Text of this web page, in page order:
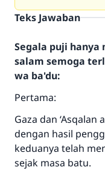
Teks Jawaban
Segala puji
salam semoga
wa ba'du:
Pertama:
Gaza dan ‘Asqalan
dengan hasil
keduanya telah
sejak masa batu.